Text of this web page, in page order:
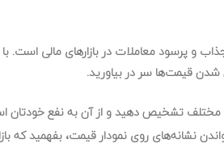
و پرسود معاملات در بازارهای مالی است. با
شدن قیمت‌ها سر در بیاورید.
مختلف تشخیص دهید و از آن به نفع خودتان
نشانه‌های روی نمودار قیمت، بفهمید که